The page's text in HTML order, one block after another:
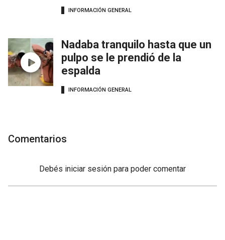
INFORMACIÓN GENERAL
Nadaba tranquilo hasta que un
pulpo se le prendió de la
espalda
INFORMACIÓN GENERAL
Comentarios
Debés iniciar sesión para poder comentar